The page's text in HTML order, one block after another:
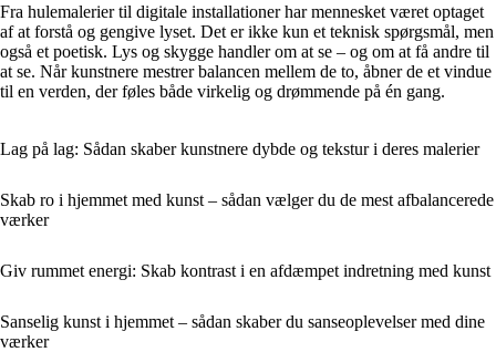
Fra hulemalerier til digitale installationer har mennesket været optaget
af at forstå og gengive lyset. Det er ikke kun et teknisk spørgsmål, men
også et poetisk. Lys og skygge handler om at se – og om at få andre til
at se. Når kunstnere mestrer balancen mellem de to, åbner de et vindue
til en verden, der føles både virkelig og drømmende på én gang.
Lag på lag: Sådan skaber kunstnere dybde og tekstur i deres malerier
Skab ro i hjemmet med kunst – sådan vælger du de mest afbalancerede
værker
Giv rummet energi: Skab kontrast i en afdæmpet indretning med kunst
Sanselig kunst i hjemmet – sådan skaber du sanseoplevelser med dine
værker